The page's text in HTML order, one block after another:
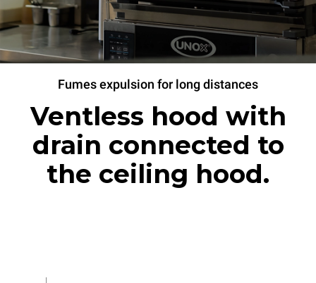
Fumes expulsion for long distances
Ventless hood with
drain connected to
the ceiling hood.